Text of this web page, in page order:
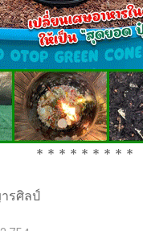
* * * * * * * * *
รศิลป์